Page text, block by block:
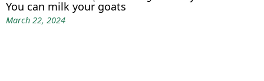
You can milk your goats
March 22, 2024